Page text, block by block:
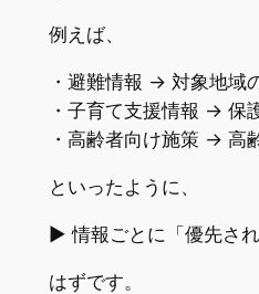
例えば、
・避難情報 → 対象地域
・子育て支援情報 → 保
・高齢者向け施策 → 高
といったように、
▶︎ 情報ごとに「優先さ
はずです。